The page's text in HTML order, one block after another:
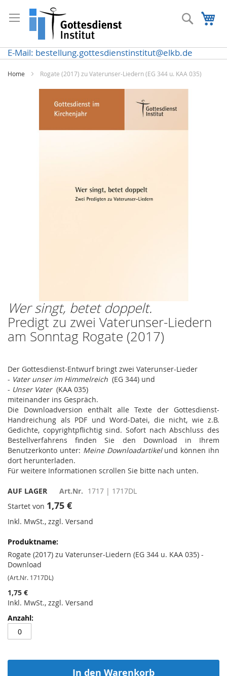
zum
Inhalt
Suche
E-Mail: bestellung.gottesdienstinstitut@elkb.de
Home Rogate (2017) zu Vaterunser-Liedern (EG 344 u. KAA 035)
Wer singt, betet doppelt.
Predigt zu zwei Vaterunser-Liedern
am Sonntag Rogate (2017)
Der Gottesdienst-Entwurf bringt zwei Vaterunser-Lieder
- Vater unser im Himmelreich (EG 344) und
- Unser Vater(KAA 035)
miteinander ins Gespräch.
Die Downloadversion enthält alle Texte der Gottesdienst-
Handreichung als PDF und Word-Datei, die nicht, wie z.B.
Gedichte, copyrightpflichtig sind. Sofort nach Abschluss des
Bestellverfahrens finden Sie den Download in Ihrem
Benutzerkonto unter: Meine Downloadartikel und können ihn
dort herunterladen.
Für weitere Informationen scrollen Sie bitte nach unten.
AUF LAGER Art.Nr. 1717 | 1717DL
Startet von 1,75 €
Inkl. MwSt., zzgl. Versand
Produkte
-
Artikel
Rogate (2017) zu Vaterunser-Liedern (EG 344 u. KAA 035) -
Download
(Art.Nr. 1717DL)
1,75 €
Inkl. MwSt., zzgl. Versand
In den Warenkorb
Zum
Anfang
der
Bildergalerie